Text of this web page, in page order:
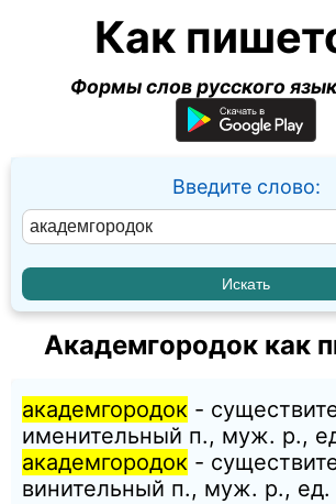
Как
Формы слов русского
Введите слово:
Академгородок как
академгородок -
именительный п., муж. p.,
академгородок -
винительный п., муж. p., ед.